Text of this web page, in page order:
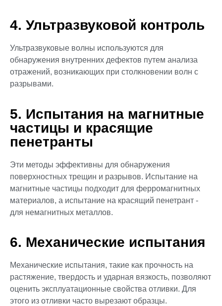
4. Ультразвуковой контроль
Ультразвуковые волны используются для
обнаружения внутренних дефектов путем анализа
отражений, возникающих при столкновении волн с
разрывами.
5. Испытания на магнитные
частицы и красящие
пенетранты
Эти методы эффективны для обнаружения
поверхностных трещин и разрывов. Испытание на
магнитные частицы подходит для ферромагнитных
материалов, а испытание на красящий пенетрант -
для немагнитных металлов.
6. Механические испытания
Механические испытания, такие как прочность на
растяжение, твердость и ударная вязкость, позволяют
оценить эксплуатационные свойства отливки. Для
этого из отливки часто вырезают образцы.